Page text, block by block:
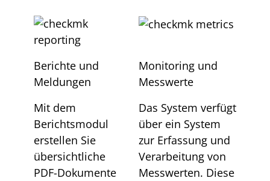
Berichte und
Meldungen
Mit dem
Berichtsmodul
erstellen Sie
übersichtliche
PDF-Dokumente
Monitoring und
Messwerte
Das System verfügt
über ein System
zur Erfassung und
Verarbeitung von
Messwerten. Diese